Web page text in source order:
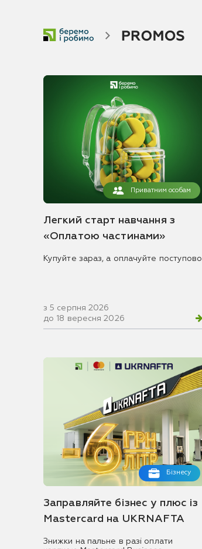
Приватним особам
Легкий старт навчання з
«Оплатою частинами»
Купуйте зараз, а оплачуйте поступово
з 5 серпня 2026
до 18 вересня 2026
Бізнесу
Заправляйте бізнес у плюс із
Mastercard на UKRNAFTA
Знижки на пальне в разі оплати